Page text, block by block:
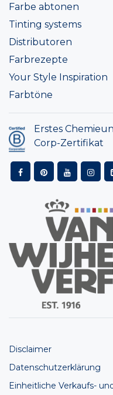
Farbe abtonen
Tinting systems
Distributoren
Farbrezepte
Your Style Inspiration
Farbtöne
Erstes
Corp-Zertifikat
Disclaimer
Datenschutzerklärung
Einheitliche Verkaufs-